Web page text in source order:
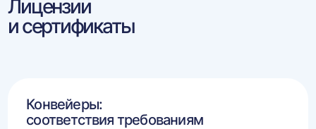
Лицензии
и сертификаты
Конвейеры:
соответствия требованиям